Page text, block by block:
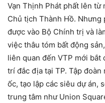
Vạn Thịnh Phát phất lên từ
Chủ tịch Thành Hồ. Nhưng
được vào Bộ Chính trị và
việc thâu tóm bất động
liên quan đến VTP mới bắt
trí đắc địa tại TP. Tập
ốc, tạo lập các siêu dự án,
trung tâm như Union